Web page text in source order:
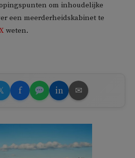
om inhoudelijke
een meerderheidskabinet te
weten.
f in ✉